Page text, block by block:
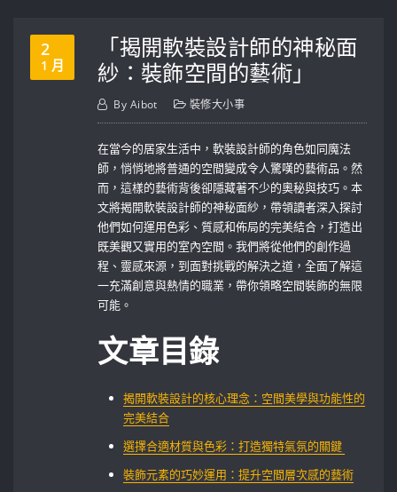
2
1 月
「揭開軟裝設計師的神秘面
紗：裝飾空間的藝術」
By Aibot 裝修大小事
在當今的居家生活中，軟裝設計師的角色如同魔法
師，悄悄地將普通的空間變成令人驚嘆的藝術品。然
而，這樣的藝術背後卻隱藏著不少的奧秘與技巧。本
文將揭開軟裝設計師的神秘面紗，帶領讀者深入探討
他們如何運用色彩、質感和佈局的完美結合，打造出
既美觀又實用的室內空間。我們將從他們的創作過
程、靈感來源，到面對挑戰的解決之道，全面了解這
一充滿創意與熱情的職業，帶你領略空間裝飾的無限
可能。
文章目錄
揭開軟裝設計的核心理念：空間美學與功能性的
完美結合
選擇合適材質與色彩：打造獨特氣氛的關鍵 ⁤
裝飾元素的巧妙運用：提升空間層次感的藝術‍